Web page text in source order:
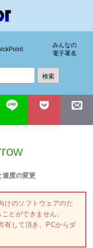
みんなの
電子署名
速度の変更
けのソフトウェアのた
とができません。
有して頂き、PCからダ